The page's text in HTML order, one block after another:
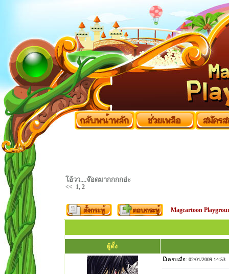
โอ้วว....จ๊อดมากกกกอ่ะ
<< 1,2
Magcartoon
ผู้ตั้ง
ตอบเมื่อ: 02/01/2009 14:53